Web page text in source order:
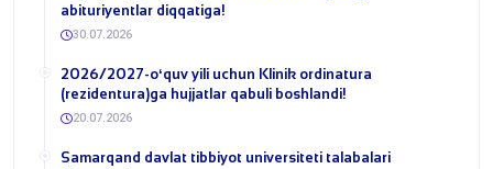
abituriyentlar diqqatiga!
30.07.2026
​2026/2027-oʻquv yili uchun Klinik ordinatura
(rezidentura)ga hujjatlar qabuli boshlandi!
20.07.2026
Samarqand davlat tibbiyot universiteti talabalari